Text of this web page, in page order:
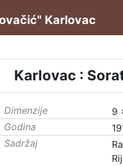
Karlovac
Karlovac :
Dimenzije
9
Godina
Sadržaj